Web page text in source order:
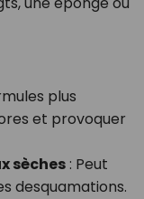
plus
et provoquer
sèches: Peut
desquamations.